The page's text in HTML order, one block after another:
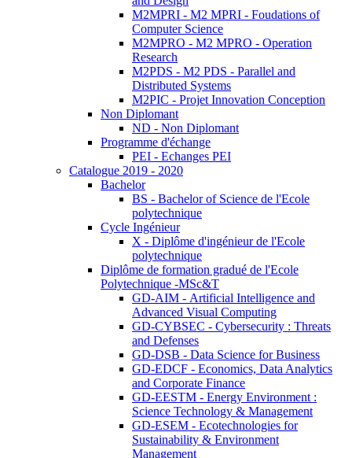
M2MPRI - M2 MPRI - Foudations of
Computer Science
M2MPRO - M2 MPRO - Operation
Research
M2PDS - M2 PDS - Parallel and
Distributed Systems
M2PIC - Projet Innovation Conception
Non Diplomant
ND - Non Diplomant
Programme d'échange
PEI - Echanges PEI
Catalogue 2019 - 2020
Bachelor
BS - Bachelor of Science de l'Ecole
polytechnique
Cycle Ingénieur
X - Diplôme d'ingénieur de l'Ecole
polytechnique
Diplôme de formation gradué de l'Ecole
Polytechnique -MSc&T
GD-AIM - Artificial Intelligence and
Advanced Visual Computing
GD-CYBSEC - Cybersecurity : Threats
and Defenses
GD-DSB - Data Science for Business
GD-EDCF - Economics, Data Analytics
and Corporate Finance
GD-EESTM - Energy Environment :
Science Technology & Management
GD-ESEM - Ecotechnologies for
Sustainability & Environment
Management